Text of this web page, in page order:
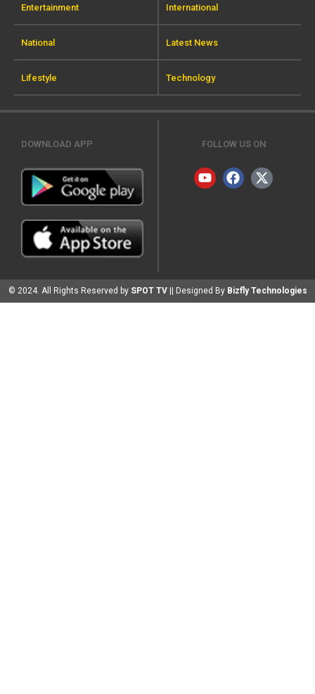
Entertainment International
National Latest News
Lifestyle Technology
DOWNLOAD APP FOLLOW US ON
© 2024. All Rights Reserved by SPOT TV || Designed By Bizfly Technologies